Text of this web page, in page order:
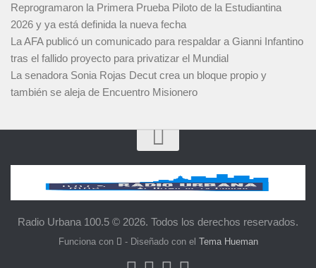
Reprogramaron la Primera Prueba Piloto de la Estudiantina
2026 y ya está definida la nueva fecha
La AFA publicó un comunicado para respaldar a Gianni Infantino
tras el fallido proyecto para privatizar el Mundial
La senadora Sonia Rojas Decut crea un bloque propio y
también se aleja de Encuentro Misionero
Radio Urbana 100.5 © 2026. Todos los derechos reservados.
Funciona con - Diseñado con el Tema Hueman